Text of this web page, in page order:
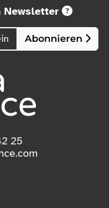
Newsletter
Abonnieren
25